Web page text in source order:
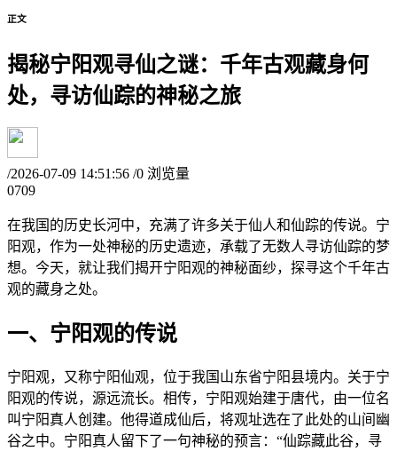
正文
揭秘宁阳观寻仙之谜：千年古观藏身何
处，寻访仙踪的神秘之旅
/2026-07-09 14:51:56 /0 浏览量
0709
在我国的历史长河中，充满了许多关于仙人和仙踪的传说。宁
阳观，作为一处神秘的历史遗迹，承载了无数人寻访仙踪的梦
想。今天，就让我们揭开宁阳观的神秘面纱，探寻这个千年古
观的藏身之处。
一、宁阳观的传说
宁阳观，又称宁阳仙观，位于我国山东省宁阳县境内。关于宁
阳观的传说，源远流长。相传，宁阳观始建于唐代，由一位名
叫宁阳真人创建。他得道成仙后，将观址选在了此处的山间幽
谷之中。宁阳真人留下了一句神秘的预言：“仙踪藏此谷，寻